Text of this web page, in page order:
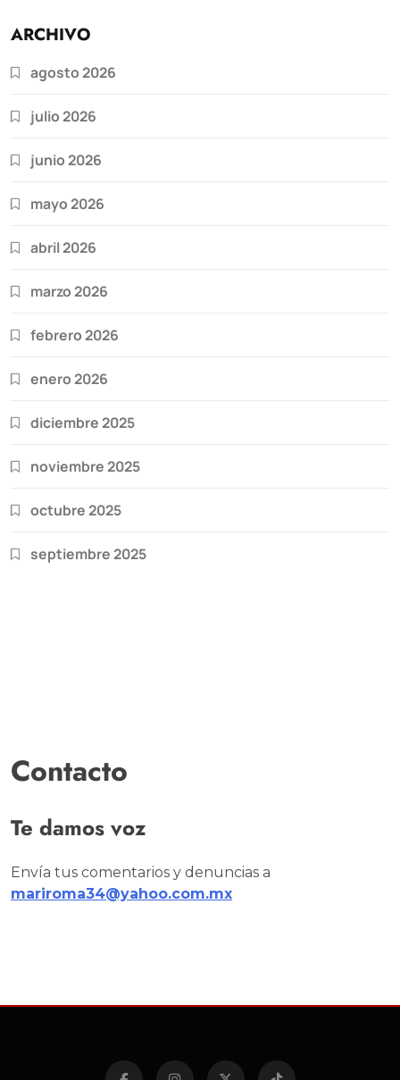
ARCHIVO
agosto 2026
julio 2026
junio 2026
mayo 2026
abril 2026
marzo 2026
febrero 2026
enero 2026
diciembre 2025
noviembre 2025
octubre 2025
septiembre 2025
Contacto
Te damos voz
Envía tus comentarios y denuncias a
mariroma34@yahoo.com.mx